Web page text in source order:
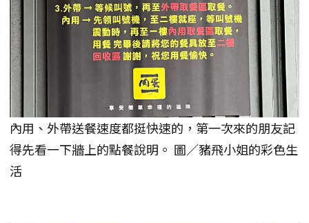
內用、外帶送餐速度都挺快速的，第一次來的朋友記
得先看一下牆上的點餐說明。 圖／豬飛小姐的彩色生
活